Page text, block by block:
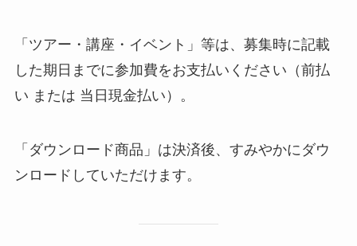
「ツアー・講座・イベント」等は、募集時に記載
した期日までに参加費をお支払いください（前払
い または 当日現金払い）。
「ダウンロード商品」は決済後、すみやかにダウ
ンロードしていただけます。